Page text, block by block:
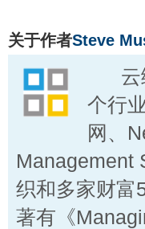
关于作者Steve
云
个行
网、
Management
织和多家财富
著有《